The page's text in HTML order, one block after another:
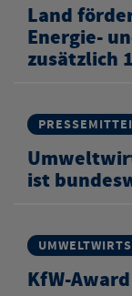
Land
Energie-
zusätzlich
ist
KfW-